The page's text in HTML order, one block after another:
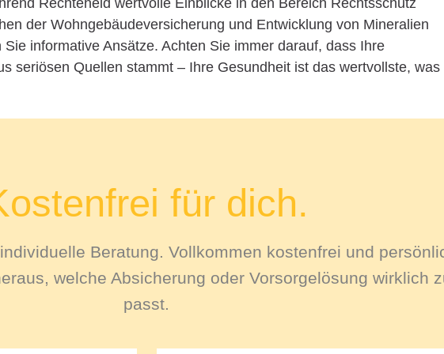
der Wohngebäudeversicherung und Entwicklung von Mineralien
informative Ansätze. Achten Sie immer darauf, dass Ihre
seriösen Quellen stammt – Ihre Gesundheit ist das wertvollste, was
für dich.
Beratung. Vollkommen kostenfrei und
welche Absicherung oder Vorsorgelösung wirklich
passt.